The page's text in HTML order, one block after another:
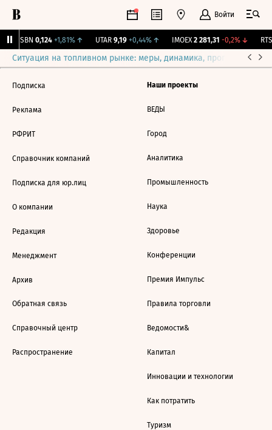
Войти
USBN 0,124 +1,81%↑ UTAR 9,19 +0,44%↑ IMOEX 2 281,31 -0,2%↓ RTSI
Ситуация на топливном рынке: меры, динамика, прогнозы
Подписка
Реклама
РФРИТ
Справочник компаний
Подписка для юр.лиц
О компании
Редакция
Менеджмент
Архив
Обратная связь
Справочный центр
Распространение
Наши проекты
ВЕДЫ
Город
Аналитика
Промышленность
Наука
Здоровье
Конференции
Премия Импульс
Правила торговли
Ведомости&
Капитал
Инновации и технологии
Как потратить
Туризм